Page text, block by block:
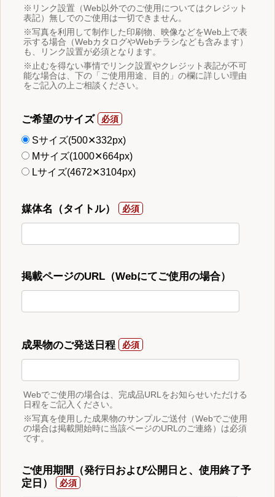
※リンク設置（Web以外でのご使用についてはクレジット
表記）無しでのご使用は一切できません。
※写真を利用して制作した印刷物、映像などをWeb上で表
示する場合（WebカタログやWebチラシなども含みます）
も、リンク設置が必須となります。
※止むを得ない事情でリンク設置やクレジット表記が不可
能な場合は、下の「ご使用用途、目的」の欄に詳しい理由
をご記入の上ご相談ください。
ご希望のサイズ
Sサイズ(500✕332px)
Mサイズ(1000✕664px)
Lサイズ(4672✕3104px)
媒体名（タイトル）
掲載ページのURL（Webにてご使用の場合）
成果物のご発送日程
Webでご使用の場合は、完成品URLをお知らせいただける
日程をご記入ください。
※写真を使用した成果物のサンプルご送付（Webでご使用
の場合は掲載開始時に当該ページのURLのご連絡）は必須
です。
ご使用期間（発行日および公開日と、使用終了予
定日）